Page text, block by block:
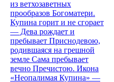
из ветхозаветных
прообразов Богоматери.
Купина горит и не сгорает
— Дева рождает и
пребывает Приснодевою,
родившаяся на грешной
земле Сама пребывает
вечно Пречистою. Икона
«Неопалимая Купина» —